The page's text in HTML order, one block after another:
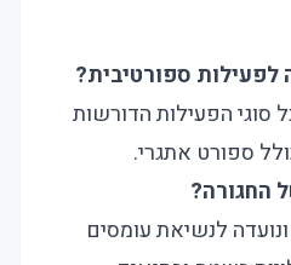
ספורטיבית?
סוגי הפעילות הדורשות
ספורט אתגרי.
החגורה?
לנשיאת עומסים